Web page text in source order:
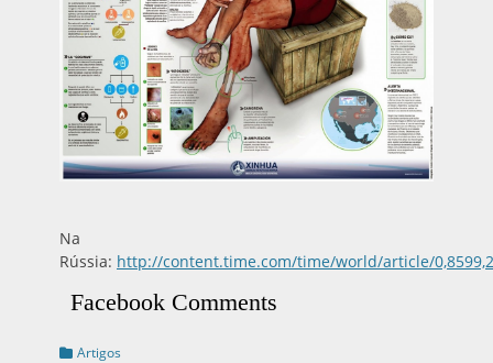
Na
Rússia: http://content.time.com/time/world/article/
Facebook Comments
Categorias:
Artigos